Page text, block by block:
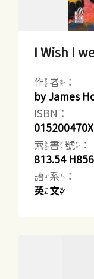
I Wish I
作者：
by James
ISBN：
015200470X
索書號：
813.54 H856
語系：
英文